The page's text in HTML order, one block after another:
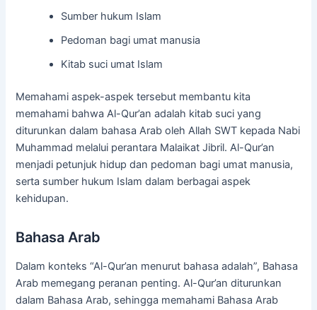
Sumber hukum Islam
Pedoman bagi umat manusia
Kitab suci umat Islam
Memahami aspek-aspek tersebut membantu kita
memahami bahwa Al-Qur’an adalah kitab suci yang
diturunkan dalam bahasa Arab oleh Allah SWT kepada Nabi
Muhammad melalui perantara Malaikat Jibril. Al-Qur’an
menjadi petunjuk hidup dan pedoman bagi umat manusia,
serta sumber hukum Islam dalam berbagai aspek
kehidupan.
Bahasa Arab
Dalam konteks “Al-Qur’an menurut bahasa adalah”, Bahasa
Arab memegang peranan penting. Al-Qur’an diturunkan
dalam Bahasa Arab, sehingga memahami Bahasa Arab